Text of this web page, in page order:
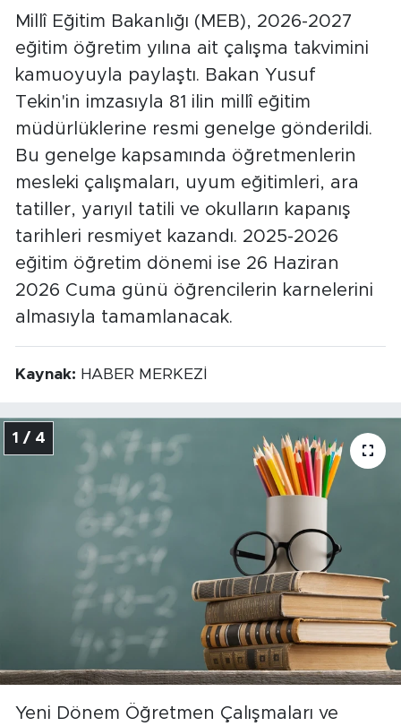
Millî Eğitim Bakanlığı (MEB), 2026-2027
eğitim öğretim yılına ait çalışma takvimini
kamuoyuyla paylaştı. Bakan Yusuf
Tekin'in imzasıyla 81 ilin millî eğitim
müdürlüklerine resmi genelge gönderildi.
Bu genelge kapsamında öğretmenlerin
mesleki çalışmaları, uyum eğitimleri, ara
tatiller, yarıyıl tatili ve okulların kapanış
tarihleri resmiyet kazandı. 2025-2026
eğitim öğretim dönemi ise 26 Haziran
2026 Cuma günü öğrencilerin karnelerini
almasıyla tamamlanacak.
Kaynak: HABER MERKEZİ
1 / 4
Yeni Dönem Öğretmen Çalışmaları ve